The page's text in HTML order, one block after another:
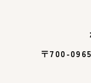
〒700-